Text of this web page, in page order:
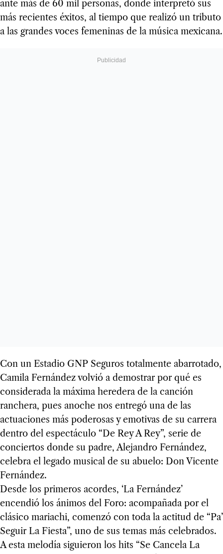
ante más de 60 mil personas, donde interpretó sus
más recientes éxitos, al tiempo que realizó un tributo
a las grandes voces femeninas de la música mexicana.
Con un Estadio GNP Seguros totalmente abarrotado,
Camila Fernández volvió a demostrar por qué es
considerada la máxima heredera de la canción
ranchera, pues anoche nos entregó una de las
actuaciones más poderosas y emotivas de su carrera
dentro del espectáculo “De Rey A Rey”, serie de
conciertos donde su padre, Alejandro Fernández,
celebra el legado musical de su abuelo: Don Vicente
Fernández.
Desde los primeros acordes, ‘La Fernández’
encendió los ánimos del Foro: acompañada por el
clásico mariachi, comenzó con toda la actitud de “Pa’
Seguir La Fiesta”, uno de sus temas más celebrados.
A esta melodía siguieron los hits “Se Cancela La